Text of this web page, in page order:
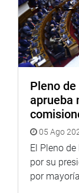
PRENSA
Pleno
aprueba
05 Ago
El Pleno
por su
por